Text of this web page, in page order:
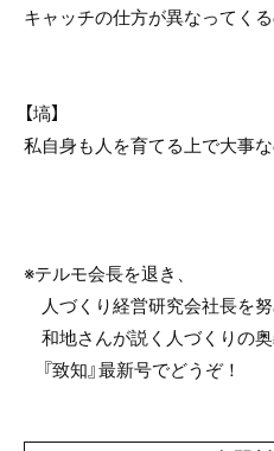
キャッチの仕方が異なってくる
【塙】
私自身も人を育てる上で大事
※テルモ会長を退き、
人づくり経営研究会社長を
和地さんが説く人づくりの
『致知』最新号でどうぞ！